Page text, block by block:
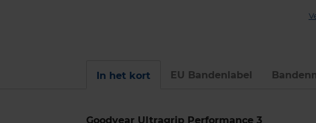
In het kort EU Bandenlabel
Goodyear Ultragrip Performance 3